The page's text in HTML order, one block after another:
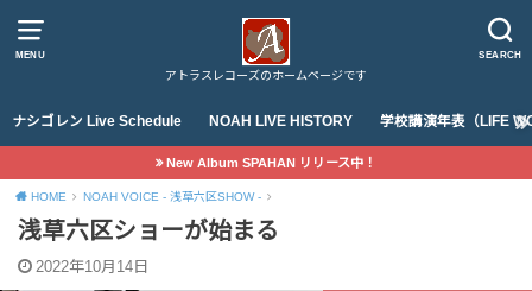
MENU SEARCH
アトラスレコーズのホームページです
ナシゴレン Live Schedule NOAH LIVE HISTORY 学校講演年表（LIFE
New Album SPAHAN リリース中！
HOME NOAH VOICE - 浅草六区SHOW -
浅草六区ショーが始まる
2022年10月14日